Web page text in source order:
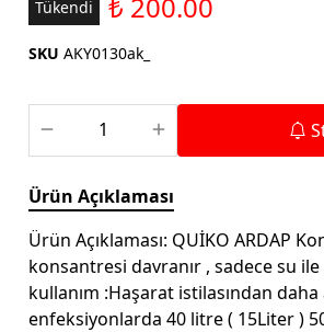
Aparatları
Tükendi
SKU AKY0130ak_
Ürün Açıklaması
Ürün Açıklaması: QUİKO ARDAP
konsantresi davranır , sadece su
kullanım :Haşarat istilasından
enfeksiyonlarda 40 litre ( 15Liter )